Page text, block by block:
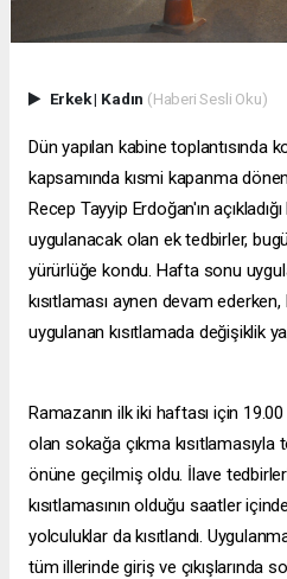
Erkek| Kadın (Haberi Sesli Oku)
Dün yapılan kabine toplantısında
kapsamında kısmi kapanma
Recep Tayyip Erdoğan'ın
uygulanacak olan ek tedbirler,
yürürlüğe kondu. Hafta sonu
kısıtlaması aynen devam
uygulanan kısıtlamada değişiklik
Ramazanın ilk iki haftası için
olan sokağa çıkma
önüne geçilmiş oldu. İlave
kısıtlamasının olduğu saatler
yolculuklar da kısıtlandı.
tüm illerinde giriş ve çıkışlarında